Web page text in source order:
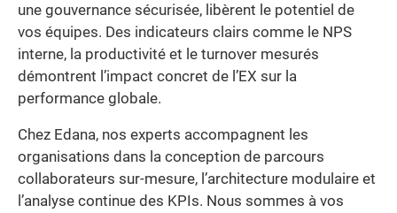
une gouvernance sécurisée, libèrent le potentiel de
vos équipes. Des indicateurs clairs comme le NPS
interne, la productivité et le turnover mesurés
démontrent l’impact concret de l’EX sur la
performance globale.
Chez Edana, nos experts accompagnent les
organisations dans la conception de parcours
collaborateurs sur-mesure, l’architecture modulaire et
l’analyse continue des KPIs. Nous sommes à vos